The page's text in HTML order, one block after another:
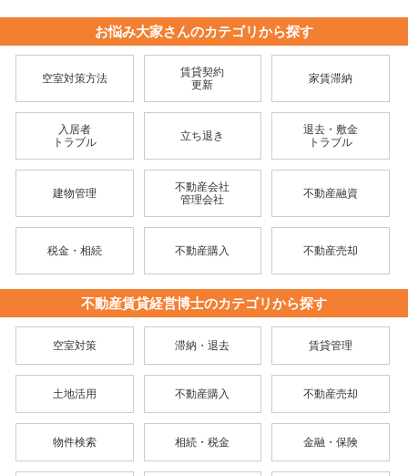
お悩み大家さんのカテゴリから探す
空室対策方法
賃貸契約
更新
家賃滞納
入居者
トラブル
立ち退き
退去・敷金
トラブル
建物管理
不動産会社
管理会社
不動産融資
税金・相続 不動産購入 不動産売却
不動産賃貸経営博士のカテゴリから探す
空室対策 滞納・退去 賃貸管理
土地活用 不動産購入 不動産売却
物件検索 相続・税金 金融・保険